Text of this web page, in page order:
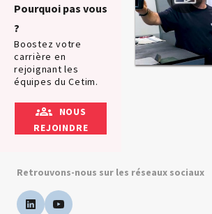
Pourquoi pas vous
?
Boostez votre
carrière en
rejoignant les
équipes du Cetim.
NOUS
REJOINDRE
Retrouvons-nous sur les réseaux sociaux